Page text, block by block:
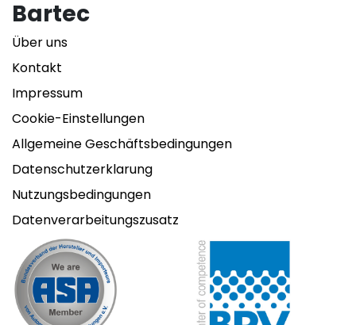
Bartec
Über uns
Kontakt
Impressum
Cookie-Einstellungen
Allgemeine Geschäftsbedingungen
Datenschutzerklarung
Nutzungsbedingungen
Datenverarbeitungszusatz